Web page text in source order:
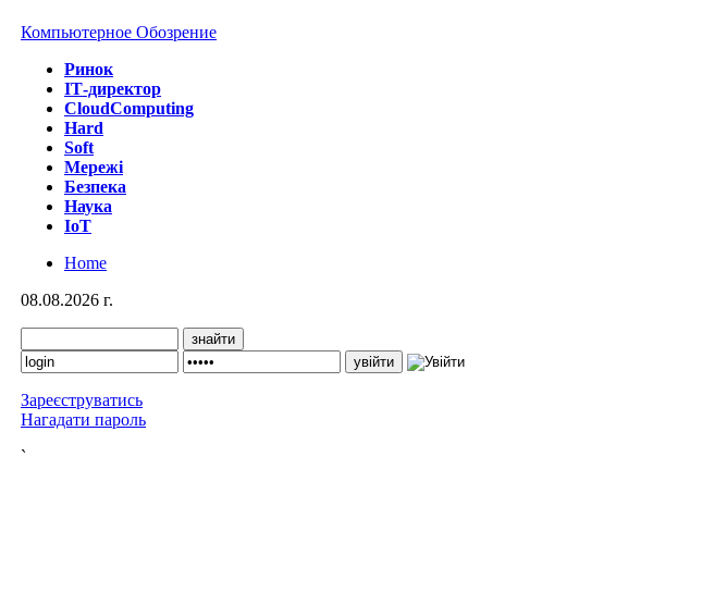
Компьютерное Обозрение
Ринок
IТ-директор
CloudComputing
Hard
Soft
Мережі
Безпека
Наука
IoT
Home
08.08.2026 г.
Зареєструватись
Нагадати пароль
`